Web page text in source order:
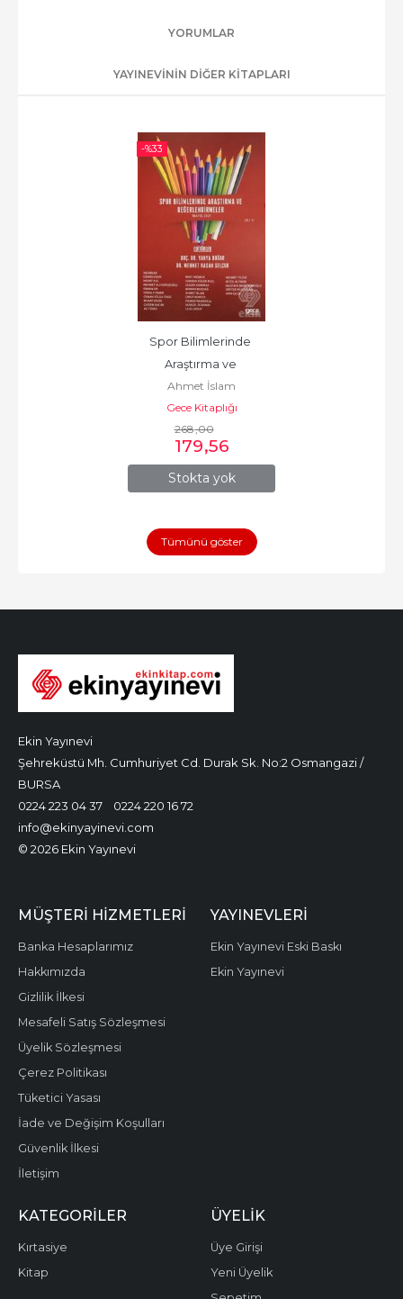
YORUMLAR
YAYINEVININ DIĞER KITAPLARI
-%33
Stokta yok
Spor Bilimlerinde
Araştırma ve
Değerlendirmeler Ci
Ahmet İslam
Gece Kitaplığı
268,00
179,56
Tümünü göster
Ekin Yayınevi
Şehreküstü Mh. Cumhuriyet Cd. Durak Sk. No:2 Osmangazi /
BURSA
0224 223 04 37
0224 220 16 72
info@ekinyayinevi.com
© 2026 Ekin Yayınevi
MÜŞTERI HIZMETLERI
Banka Hesaplarımız
Hakkımızda
Gizlilik İlkesi
Mesafeli Satış Sözleşmesi
Üyelik Sözleşmesi
Çerez Politikası
Tüketici Yasası
İade ve Değişim Koşulları
Güvenlik İlkesi
İletişim
YAYINEVLERI
Ekin Yayınevi Eski Baskı
Ekin Yayınevi
KATEGORILER
Kırtasiye
Kitap
ÜYELIK
Üye Girişi
Yeni Üyelik